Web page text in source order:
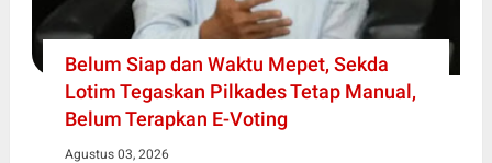
Belum Siap dan Waktu Mepet, Sekda
Lotim Tegaskan Pilkades Tetap Manual,
Belum Terapkan E-Voting
Agustus 03, 2026